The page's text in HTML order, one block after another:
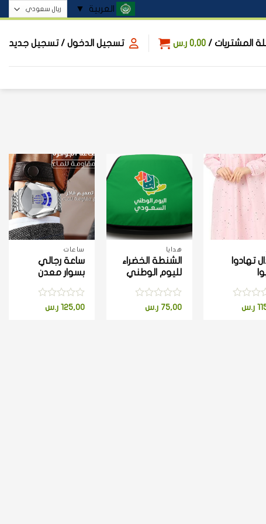
العربية ▼
المشتريات / 0,00 ر.س تسجيل الدخول / تسجيل جديد
+
تهادوا
ر.س
+
هدايا
الشنطة الخضراء
لليوم الوطني
تم
75,00 ر.س
+
ساعات
ساعة رجالي
بسوار معدن
تم
125,00 ر.س